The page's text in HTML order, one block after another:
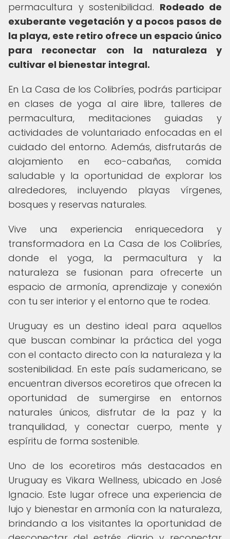
permacultura y sostenibilidad. Rodeado de
exuberante vegetación y a pocos pasos de
la playa, este retiro ofrece un espacio único
para reconectar con la naturaleza y
cultivar el bienestar integral.
En La Casa de los Colibríes, podrás participar
en clases de yoga al aire libre, talleres de
permacultura, meditaciones guiadas y
actividades de voluntariado enfocadas en el
cuidado del entorno. Además, disfrutarás de
alojamiento en eco-cabañas, comida
saludable y la oportunidad de explorar los
alrededores, incluyendo playas vírgenes,
bosques y reservas naturales.
Vive una experiencia enriquecedora y
transformadora en La Casa de los Colibríes,
donde el yoga, la permacultura y la
naturaleza se fusionan para ofrecerte un
espacio de armonía, aprendizaje y conexión
con tu ser interior y el entorno que te rodea.
Uruguay es un destino ideal para aquellos
que buscan combinar la práctica del yoga
con el contacto directo con la naturaleza y la
sostenibilidad. En este país sudamericano, se
encuentran diversos ecoretiros que ofrecen la
oportunidad de sumergirse en entornos
naturales únicos, disfrutar de la paz y la
tranquilidad, y conectar cuerpo, mente y
espíritu de forma sostenible.
Uno de los ecoretiros más destacados en
Uruguay es Vikara Wellness, ubicado en José
Ignacio. Este lugar ofrece una experiencia de
lujo y bienestar en armonía con la naturaleza,
brindando a los visitantes la oportunidad de